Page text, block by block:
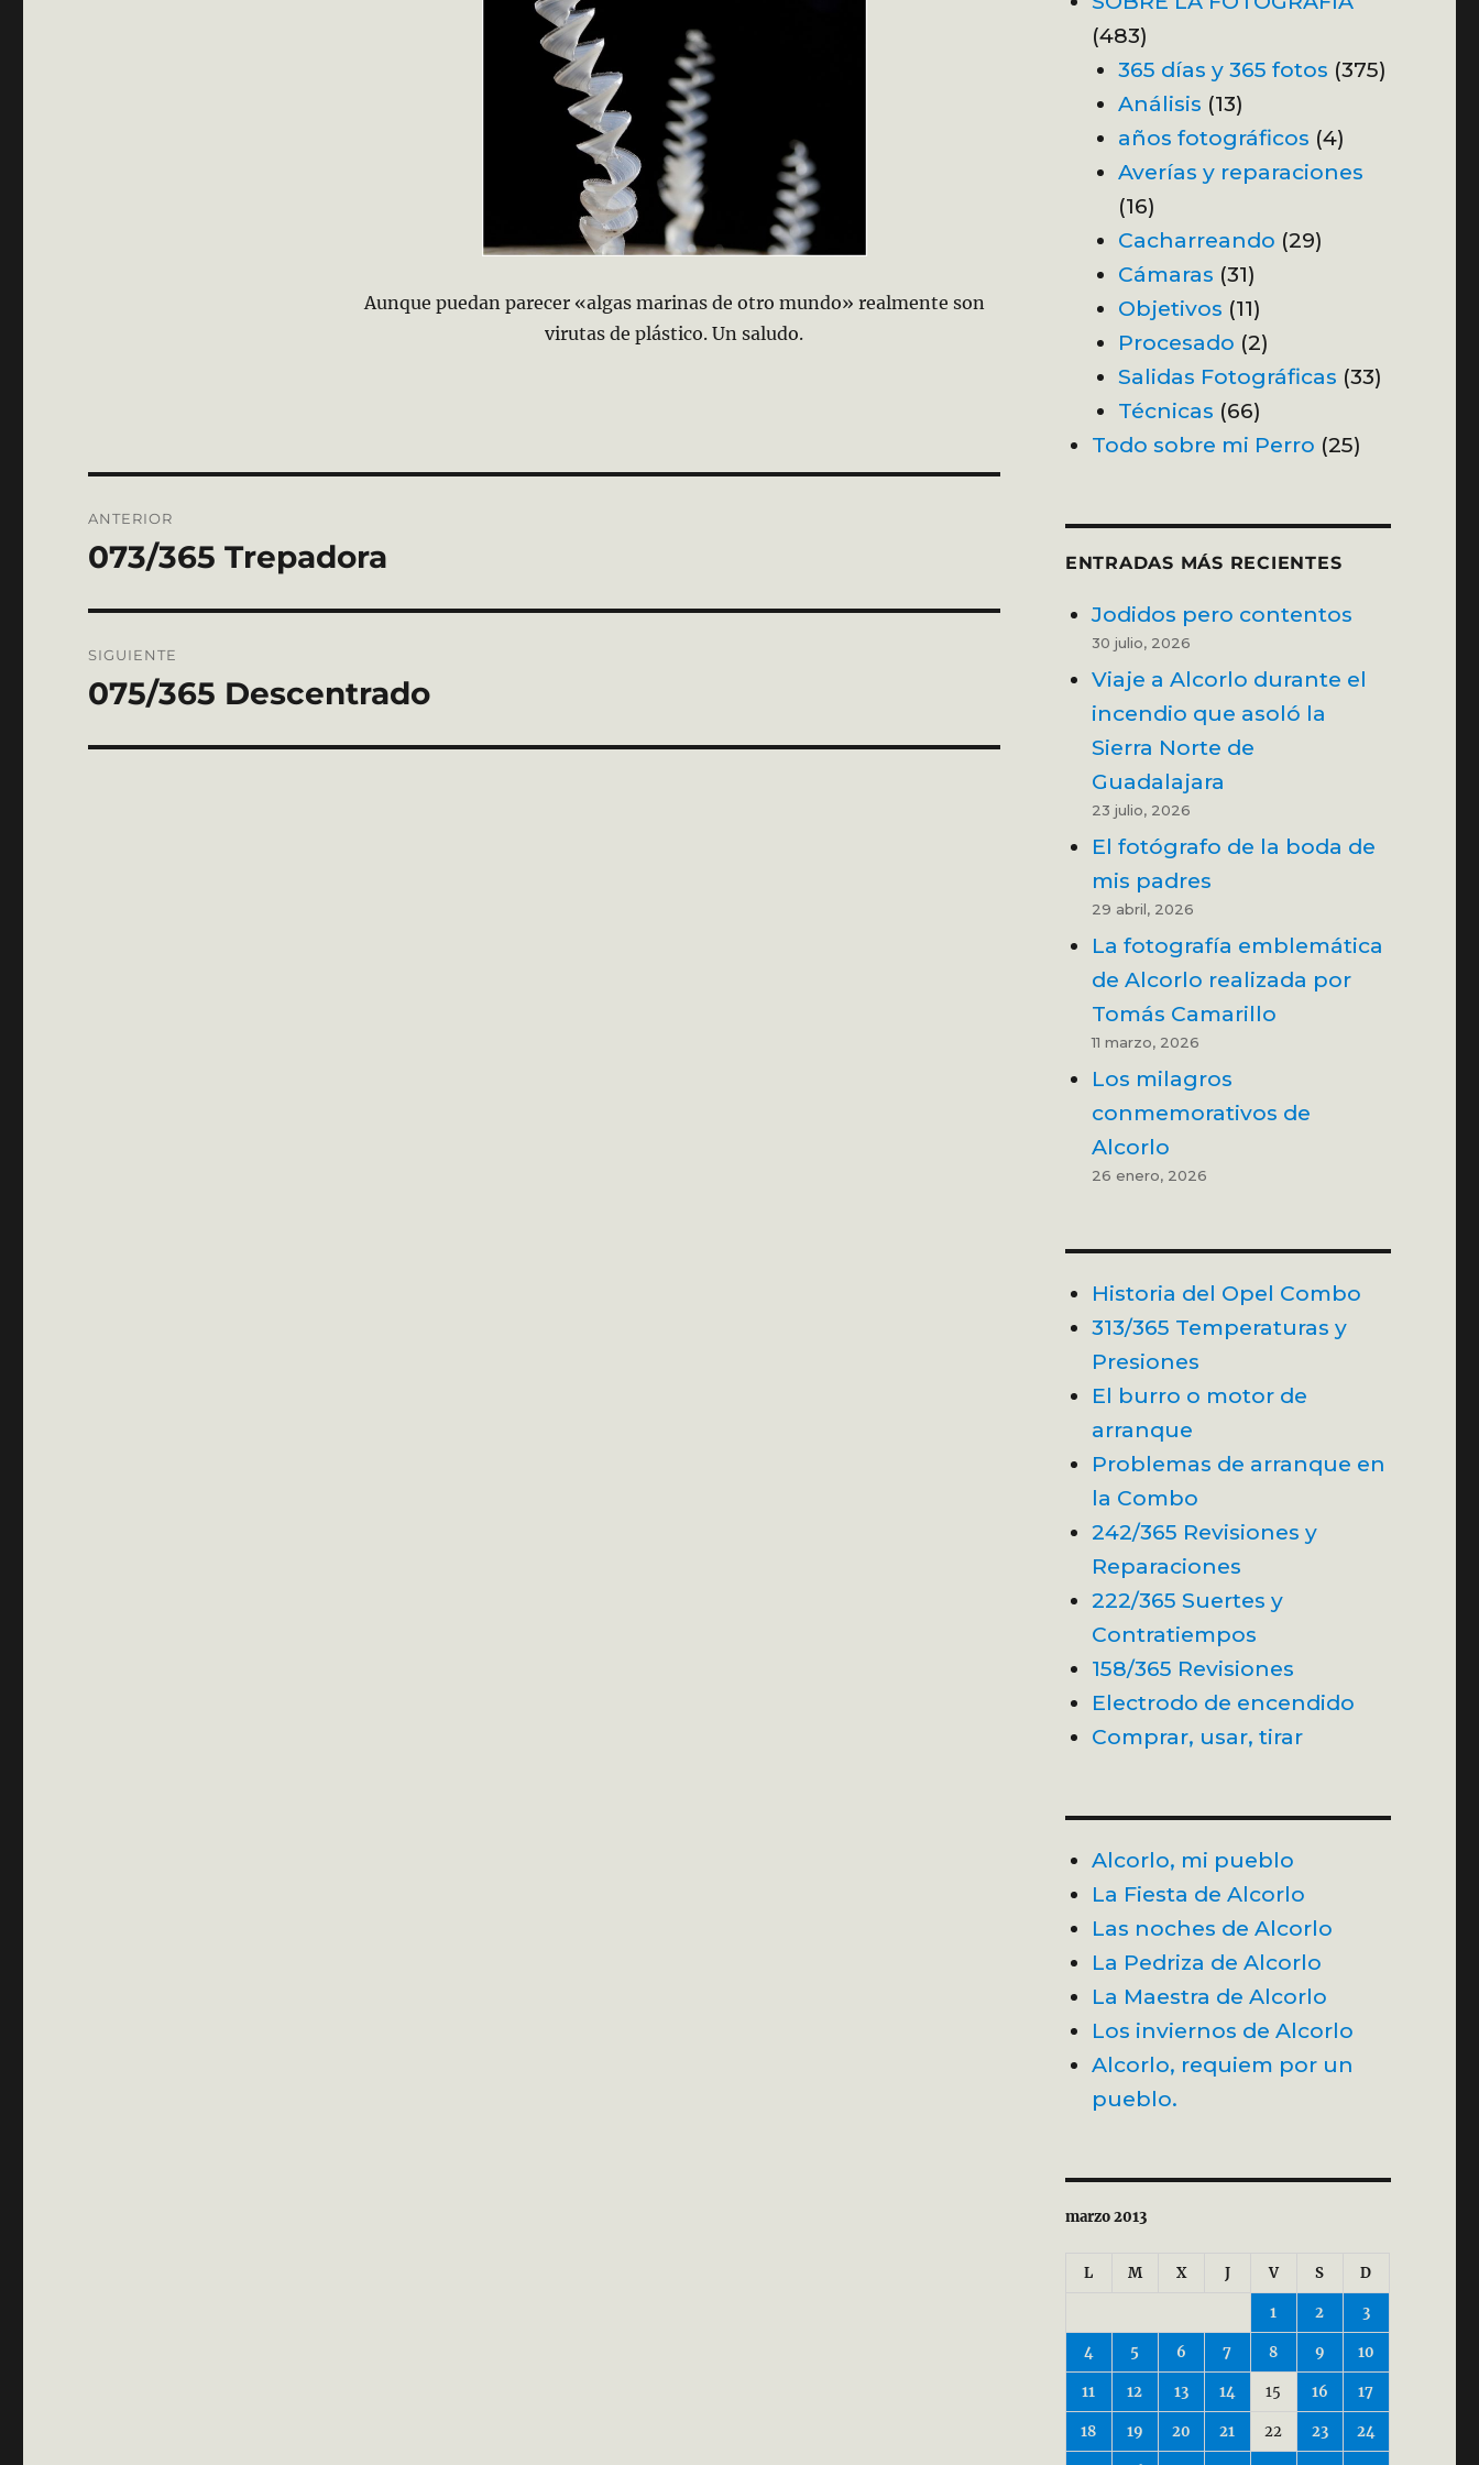
Aunque puedan parecer «algas marinas de otro mundo» realmente son
virutas de plástico. Un saludo.
de
ANTERIOR
Entrada
073/365 Trepadora
SIGUIENTE
Entrada
075/365 Descentrado
(483)
365 días y 365 fotos (375)
Análisis (13)
años fotográficos (4)
Averías y reparaciones
(16)
Cacharreando (29)
Cámaras (31)
Objetivos (11)
Procesado (2)
Salidas Fotográficas (33)
Técnicas (66)
Todo sobre mi Perro (25)
ENTRADAS MÁS RECIENTES
Jodidos pero contentos
30 julio, 2026
Viaje a Alcorlo durante el
incendio que asoló la
Sierra Norte de
Guadalajara
23 julio, 2026
El fotógrafo de la boda de
mis padres
29 abril, 2026
La fotografía emblemática
de Alcorlo realizada por
Tomás Camarillo
11 marzo, 2026
Los milagros
conmemorativos de
Alcorlo
26 enero, 2026
Historia del Opel Combo
313/365 Temperaturas y
Presiones
El burro o motor de
arranque
Problemas de arranque en
la Combo
242/365 Revisiones y
Reparaciones
222/365 Suertes y
Contratiempos
158/365 Revisiones
Electrodo de encendido
Comprar, usar, tirar
Alcorlo, mi pueblo
La Fiesta de Alcorlo
Las noches de Alcorlo
La Pedriza de Alcorlo
La Maestra de Alcorlo
Los inviernos de Alcorlo
Alcorlo, requiem por un
pueblo.
marzo 2013
L M X J V S D
1 2 3
4 5 6 7 8 9 10
11 12 13 14 15 16 17
18 19 20 21 22 23 24